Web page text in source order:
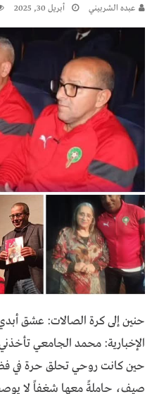
عبده الشربيني أبريل 30, 2025
حنين إلى كرة الصالات: عشق
الإخبارية: محمد الجامعي
حين كانت روحي تحلق حرة في
صيف، حاملةً معها شغفاً لا يوصف